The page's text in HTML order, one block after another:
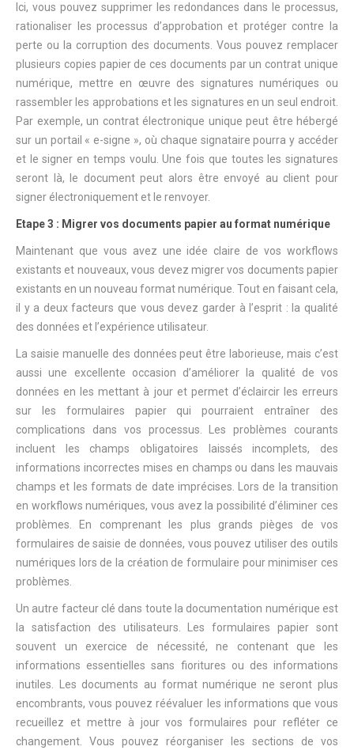
Ici, vous pouvez supprimer les redondances dans le processus,
rationaliser les processus d’approbation et protéger contre la
perte ou la corruption des documents. Vous pouvez remplacer
plusieurs copies papier de ces documents par un contrat unique
numérique, mettre en œuvre des signatures numériques ou
rassembler les approbations et les signatures en un seul endroit.
Par exemple, un contrat électronique unique peut être hébergé
sur un portail « e-signe », où chaque signataire pourra y accéder
et le signer en temps voulu. Une fois que toutes les signatures
seront là, le document peut alors être envoyé au client pour
signer électroniquement et le renvoyer.
Etape 3 : Migrer vos documents papier au format numérique
Maintenant que vous avez une idée claire de vos workflows
existants et nouveaux, vous devez migrer vos documents papier
existants en un nouveau format numérique. Tout en faisant cela,
il y a deux facteurs que vous devez garder à l’esprit : la qualité
des données et l’expérience utilisateur.
La saisie manuelle des données peut être laborieuse, mais c’est
aussi une excellente occasion d’améliorer la qualité de vos
données en les mettant à jour et permet d’éclaircir les erreurs
sur les formulaires papier qui pourraient entraîner des
complications dans vos processus. Les problèmes courants
incluent les champs obligatoires laissés incomplets, des
informations incorrectes mises en champs ou dans les mauvais
champs et les formats de date imprécises. Lors de la transition
en workflows numériques, vous avez la possibilité d’éliminer ces
problèmes. En comprenant les plus grands pièges de vos
formulaires de saisie de données, vous pouvez utiliser des outils
numériques lors de la création de formulaire pour minimiser ces
problèmes.
Un autre facteur clé dans toute la documentation numérique est
la satisfaction des utilisateurs. Les formulaires papier sont
souvent un exercice de nécessité, ne contenant que les
informations essentielles sans fioritures ou des informations
inutiles. Les documents au format numérique ne seront plus
encombrants, vous pouvez réévaluer les informations que vous
recueillez et mettre à jour vos formulaires pour refléter ce
changement. Vous pouvez réorganiser les sections de vos